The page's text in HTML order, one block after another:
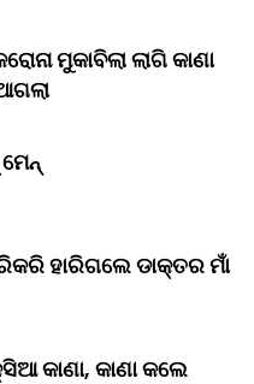
ମୁକାବିଲା ଲାଗି କାଣା
ହାରିଗଲେ ଡାକ୍ତର ମାଁ
କାଣା, କାଣା କଲେ